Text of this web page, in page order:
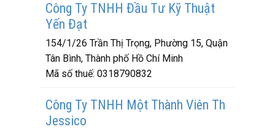
Công Ty TNHH Đầu Tư Kỹ Thuật
Yến Đạt
154/1/26 Trần Thị Trọng, Phường 15, Quận
Tân Bình, Thành phố Hồ Chí Minh
Mã số thuế: 0318790832
Công Ty TNHH Một Thành Viên Th
Jessico